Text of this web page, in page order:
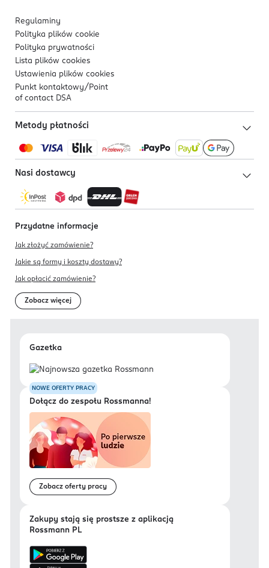
Regulaminy
Polityka plików cookie
Polityka prywatności
Lista plików cookies
Ustawienia plików cookies
Punkt kontaktowy/ Point
of contact DSA
Metody płatności
Nasi dostawcy
Przydatne informacje
Jak złożyć zamówienie?
Jakie są formy i koszty dostawy?
Jak opłacić zamówienie?
Zobacz więcej
Gazetka
NOWE OFERTY PRACY
Dołącz do zespołu Rossmanna!
Zobacz oferty pracy
Zakupy stają się prostsze z aplikacją
Rossmann PL